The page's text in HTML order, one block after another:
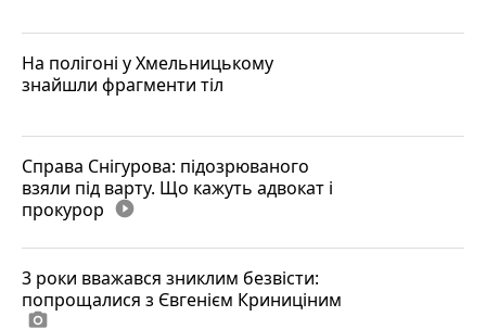
На полігоні у Хмельницькому
знайшли фрагменти тіл
Справа Снігурова: підозрюваного
взяли під варту. Що кажуть адвокат і
прокурор play_circle_filled
3 роки вважався зниклим безвісти:
попрощалися з Євгенієм Криниціним
photo_camera